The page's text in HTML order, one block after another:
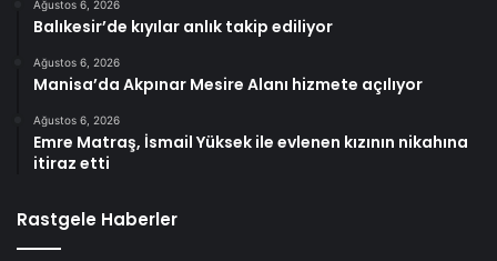
Ağustos 6, 2026
Balıkesir’de kıyılar anlık takip ediliyor
Ağustos 6, 2026
Manisa’da Akpınar Mesire Alanı hizmete açılıyor
Ağustos 6, 2026
Emre Matraş, İsmail Yüksek ile evlenen kızının nikahına
itiraz etti
Rastgele Haberler